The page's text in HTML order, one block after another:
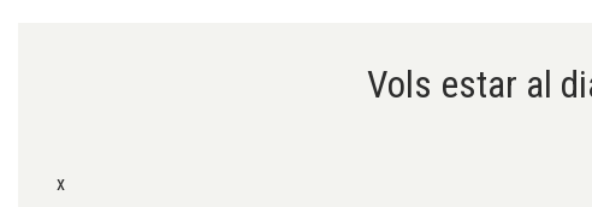
Vols estar al
x